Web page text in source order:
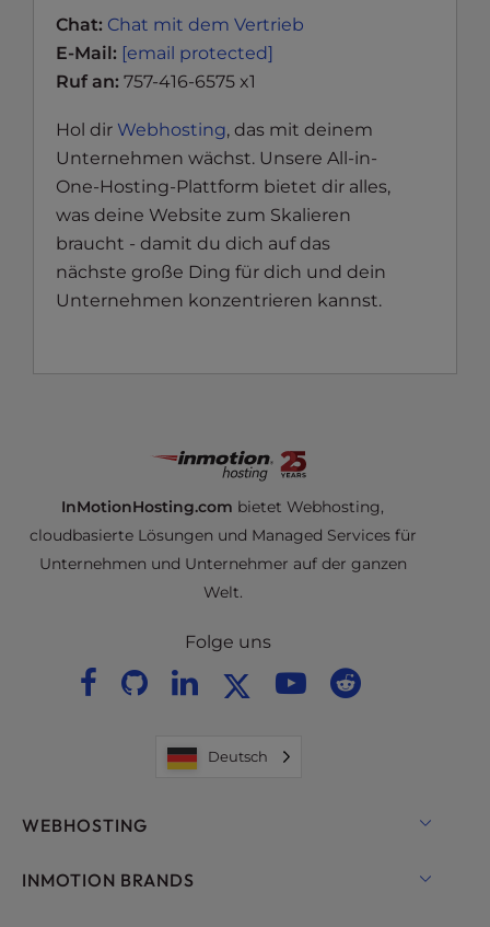
Chat: Chat mit dem Vertrieb
E-Mail: [email protected]
Ruf an: 757-416-6575 x1
Hol dir Webhosting, das mit deinem
Unternehmen wächst. Unsere All-in-
One-Hosting-Plattform bietet dir alles,
was deine Website zum Skalieren
braucht - damit du dich auf das
nächste große Ding für dich und dein
Unternehmen konzentrieren kannst.
InMotionHosting.com bietet Webhosting,
cloudbasierte Lösungen und Managed Services für
Unternehmen und Unternehmer auf der ganzen
Welt.
Folge uns
Deutsch
WEBHOSTING
Shared Hosting
INMOTION BRANDS